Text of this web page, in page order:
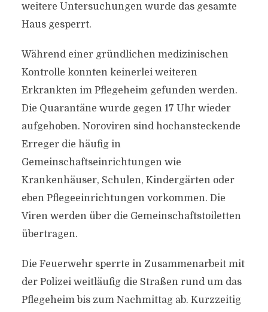
weitere Untersuchungen wurde das gesamte
Haus gesperrt.
Während einer gründlichen medizinischen
Kontrolle konnten keinerlei weiteren
Erkrankten im Pflegeheim gefunden werden.
Die Quarantäne wurde gegen 17 Uhr wieder
aufgehoben. Noroviren sind hochansteckende
Erreger die häufig in
Gemeinschaftseinrichtungen wie
Krankenhäuser, Schulen, Kindergärten oder
eben Pflegeeinrichtungen vorkommen. Die
Viren werden über die Gemeinschaftstoiletten
übertragen.
Die Feuerwehr sperrte in Zusammenarbeit mit
der Polizei weitläufig die Straßen rund um das
Pflegeheim bis zum Nachmittag ab. Kurzzeitig